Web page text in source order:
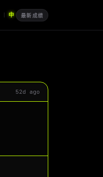
中 最新成绩
52d ago